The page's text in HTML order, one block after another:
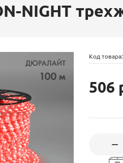
NIGHT
Код
506